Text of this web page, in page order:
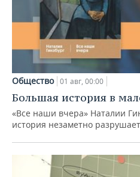
Общество 01 авг, 00:00
Большая история в
«Все наши вчера» Наталии
история незаметно